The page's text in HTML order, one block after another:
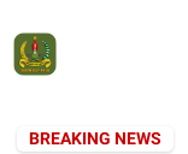
BREAKING NEWS
BABINSA KORAMIL 02/